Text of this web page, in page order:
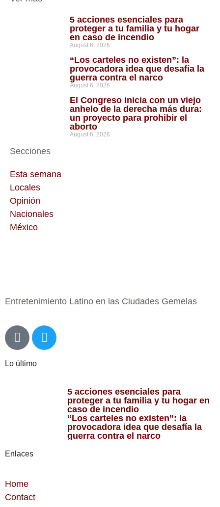
5 acciones esenciales para
proteger a tu familia y tu hogar
en caso de incendio
August 6, 2026
“Los carteles no existen”: la
provocadora idea que desafía la
guerra contra el narco
August 6, 2026
El Congreso inicia con un viejo
anhelo de la derecha más dura:
un proyecto para prohibir el
aborto
August 6, 2026
Secciones
Esta semana
Locales
Opinión
Nacionales
México
Entretenimiento Latino en las Ciudades Gemelas
Lo último
5 acciones esenciales para
proteger a tu familia y tu hogar en
caso de incendio
“Los carteles no existen”: la
provocadora idea que desafía la
guerra contra el narco
Enlaces
Home
Contact